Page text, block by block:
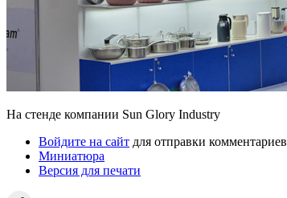
На стенде компании Sun Glory Industry
Войдите на сайт для отправки комментариев
Миниатюра
Версия для печати